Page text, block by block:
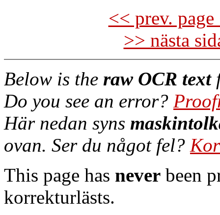
<< prev.
>> nästa
Below is the raw OCR text
Do you see an error?
Här nedan syns
ovan. Ser du något fel?
This page has never been
korrekturlästs.